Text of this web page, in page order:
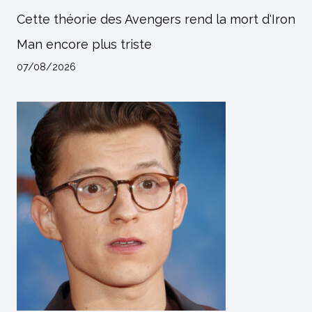
Cette théorie des Avengers rend la mort d'Iron
Man encore plus triste
07/08/2026